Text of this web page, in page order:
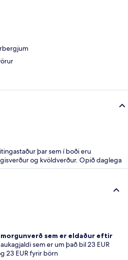
þar sem í boði eru
og kvöldverður. Opið daglega
morgunverð sem er eldaður eftir
sem er um það bil 23 EUR
23 EUR fyrir börn